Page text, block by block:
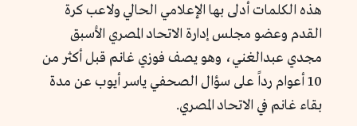
هذه الكلمات أدلى بها الإعلامي الحالي ولاعب كرة
القدم وعضو مجلس إدارة الاتحاد المصري الأسبق
مجدي عبدالغني، وهو يصف فوزي غانم قبل أكثر من
10 أعوام رداً على سؤال الصحفي ياسر أيوب عن مدة
بقاء غانم في الاتحاد المصري.